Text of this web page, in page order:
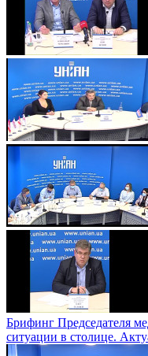
Брифинг Председателя
ситуации в столице.